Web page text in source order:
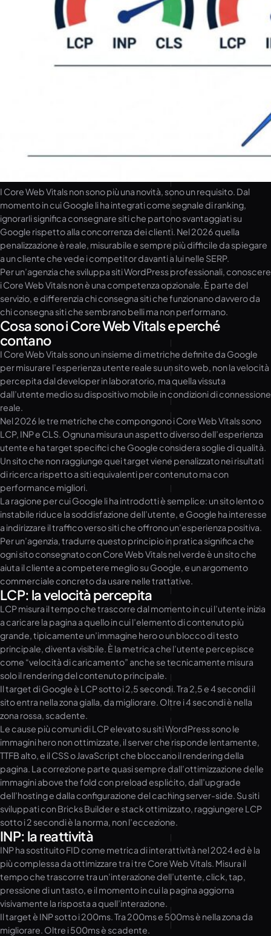
I Core Web Vitals non sono più una novità, sono un requisito. Dal
momento in cui Google li ha integrati come segnale di ranking,
ignorarli significa consegnare siti che partono svantaggiati su
Google rispetto alla concorrenza dei clienti. Nel 2026 quella
penalizzazione è reale, misurabile e sempre più difficile da spiegare
a un cliente che vede i competitor davanti a lui nelle SERP.
Per un’agenzia che sviluppa siti WordPress professionali, conoscere
i Core Web Vitals non è una competenza opzionale. È parte del
servizio, e differenzia chi consegna siti che funzionano davvero da
chi consegna siti che sembrano belli ma non performano.
Cosa sono i Core Web Vitals e perché
contano
I Core Web Vitals sono un insieme di metriche definite da Google
per misurare l’esperienza utente reale su un sito web, non la velocità
percepita dal developer in laboratorio, ma quella vissuta
dall’utente medio su dispositivo mobile in condizioni di connessione
reale.
Nel 2026 le tre metriche che compongono i Core Web Vitals sono
LCP, INP e CLS. Ognuna misura un aspetto diverso dell’esperienza
utente e ha target specifici che Google considera soglie di qualità.
Un sito che non raggiunge quei target viene penalizzato nei risultati
di ricerca rispetto a siti equivalenti per contenuto ma con
performance migliori.
La ragione per cui Google li ha introdotti è semplice: un sito lento o
instabile riduce la soddisfazione dell’utente, e Google ha interesse
a indirizzare il traffico verso siti che offrono un’esperienza positiva.
Per un’agenzia, tradurre questo principio in pratica significa che
ogni sito consegnato con Core Web Vitals nel verde è un sito che
aiuta il cliente a competere meglio su Google, e un argomento
commerciale concreto da usare nelle trattative.
LCP: la velocità percepita
LCP misura il tempo che trascorre dal momento in cui l’utente inizia
a caricare la pagina a quello in cui l’elemento di contenuto più
grande, tipicamente un’immagine hero o un blocco di testo
principale, diventa visibile. È la metrica che l’utente percepisce
come “velocità di caricamento” anche se tecnicamente misura
solo il rendering del contenuto principale.
Il target di Google è LCP sotto i 2,5 secondi. Tra 2,5 e 4 secondi il
sito entra nella zona gialla, da migliorare. Oltre i 4 secondi è nella
zona rossa, scadente.
Le cause più comuni di LCP elevato su siti WordPress sono le
immagini hero non ottimizzate, il server che risponde lentamente,
TTFB alto, e il CSS o JavaScript che bloccano il rendering della
pagina. La correzione parte quasi sempre dall’ottimizzazione delle
immagini above the fold con preload esplicito, dall’upgrade
dell’hosting e dalla configurazione del caching server-side. Su siti
sviluppati con Bricks Builder e stack ottimizzato, raggiungere LCP
sotto i 2 secondi è la norma, non l’eccezione.
INP: la reattività
INP ha sostituito FID come metrica di interattività nel 2024 ed è la
più complessa da ottimizzare tra i tre Core Web Vitals. Misura il
tempo che trascorre tra un’interazione dell’utente, click, tap,
pressione di un tasto, e il momento in cui la pagina aggiorna
visivamente la risposta a quell’interazione.
Il target è INP sotto i 200ms. Tra 200ms e 500ms è nella zona da
migliorare. Oltre i 500ms è scadente.